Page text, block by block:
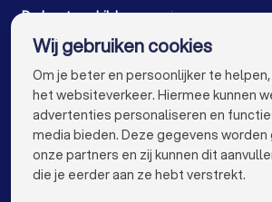
Schilders in Eindhoven
Schilders in Groningen
Schilders in Breda
Schilders
Schilders in Enschede
Schilders in Arnhem
Schilders
De beste schilders voor jou
VOOR PARTICULIEREN
Wij gebruiken cookies
Om je beter en persoonlijker te
het websiteverkeer. Hiermee kunnen
advertenties personaliseren en
media bieden. Deze gegevens
onze partners en zij kunnen dit
die je eerder aan ze hebt verstrekt.